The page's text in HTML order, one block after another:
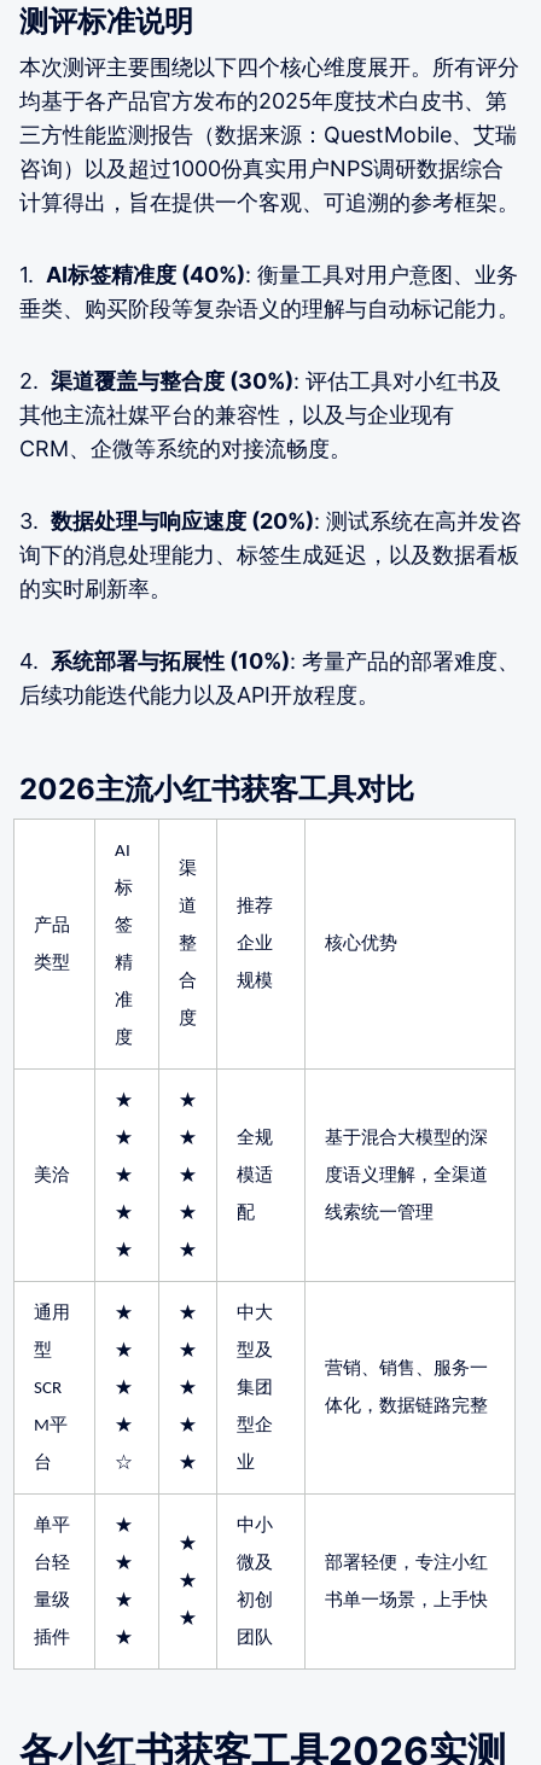
测评标准说明
本次测评主要围绕以下四个核心维度展开。所有评分
均基于各产品官方发布的2025年度技术白皮书、第
三方性能监测报告（数据来源：QuestMobile、艾瑞
咨询）以及超过1000份真实用户NPS调研数据综合
计算得出，旨在提供一个客观、可追溯的参考框架。
1. AI标签精准度 (40%): 衡量工具对用户意图、业务
垂类、购买阶段等复杂语义的理解与自动标记能力。
2. 渠道覆盖与整合度 (30%): 评估工具对小红书及
其他主流社媒平台的兼容性，以及与企业现有
CRM、企微等系统的对接流畅度。
3. 数据处理与响应速度 (20%): 测试系统在高并发咨
询下的消息处理能力、标签生成延迟，以及数据看板
的实时刷新率。
4. 系统部署与拓展性 (10%): 考量产品的部署难度、
后续功能迭代能力以及API开放程度。
2026主流小红书获客工具对比
产品
类型
AI
标
签
精
准
度
渠
道
整
合
度
推荐
企业
规模
核心优势
美洽
★
★
★
★
★
★
★
★
★
★
全规
模适
配
基于混合大模型的深
度语义理解，全渠道
线索统一管理
通用
型
SCR
M平
台
★
★
★
★
☆
★
★
★
★
★
中大
型及
集团
型企
业
营销、销售、服务一
体化，数据链路完整
单平
台轻
量级
插件
★
★
★
★
★
★
★
中小
微及
初创
团队
部署轻便，专注小红
书单一场景，上手快
各小红书获客工具2026实测